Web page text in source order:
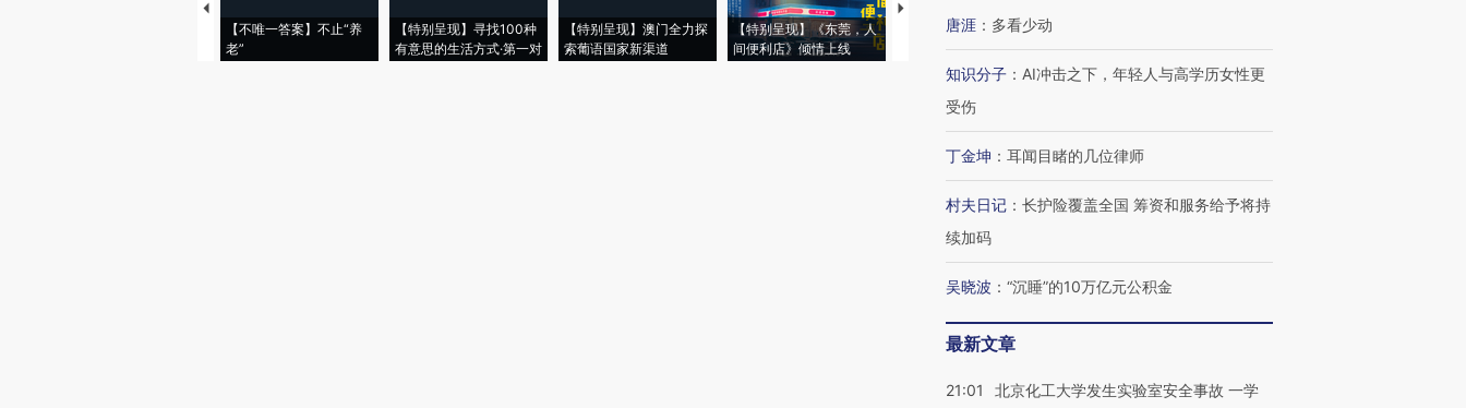
【不唯一答案】不止“养
老”
【特别呈现】寻找100种
有意思的生活方式·第一对
【特别呈现】澳门全力探
索葡语国家新渠道
【特别呈现】《东莞，人
间便利店》倾情上线
【推广】走进第四届链博
会，让数智科技“链”接产
有意思的生活方式·第三对
住三大增长引擎是什么？
唐涯 ： 多看少动
知识分子 ： AI冲击之下，年轻人与高学历女性更
受伤
丁金坤 ： 耳闻目睹的几位律师
村夫日记 ： 长护险覆盖全国 筹资和服务给予将持
续加码
吴晓波 ： “沉睡”的10万亿元公积金
最新文章
21:01
北京化工大学发生实验室安全事故 一学